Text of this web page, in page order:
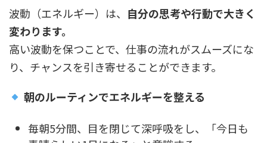
波動（エネルギー）は、 自分の思考や行動で大きく
変わります。
高い波動を保つことで、仕事の流れがスムーズにな
り、チャンスを引き寄せることができます。
朝のルーティンでエネルギーを整える
毎朝5分間、目を閉じて深呼吸をし、「今日も